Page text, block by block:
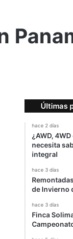
Últimas
hace 2 días
¿AWD,
necesita
integral
hace 3 días
de Invierno
hace 3 días
Finca